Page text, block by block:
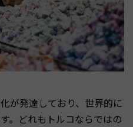
が発達しており、世界的に
。どれもトルコならではの